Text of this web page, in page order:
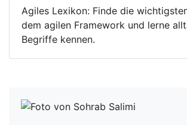
Agiles Lexikon: Finde die
dem agilen Framework und lerne
Begriffe kennen.